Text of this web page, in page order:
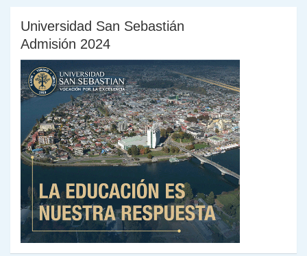
Universidad San Sebastián
Admisión 2024